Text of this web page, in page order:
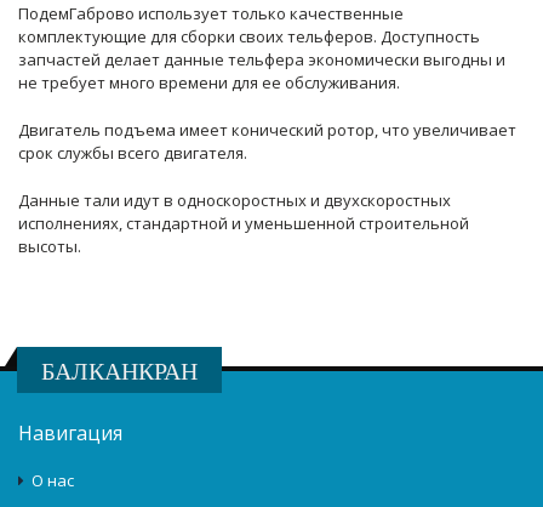
ПодемГаброво использует только качественные
комплектующие для сборки своих тельферов. Доступность
запчастей делает данные тельфера экономически выгодны и
не требует много времени для ее обслуживания.
Двигатель подъема имеет конический ротор, что увеличивает
срок службы всего двигателя.
Данные тали идут в односкоростных и двухскоростных
исполнениях, стандартной и уменьшенной строительной
высоты.
БАЛКАНКРАН
Навигация
О нас